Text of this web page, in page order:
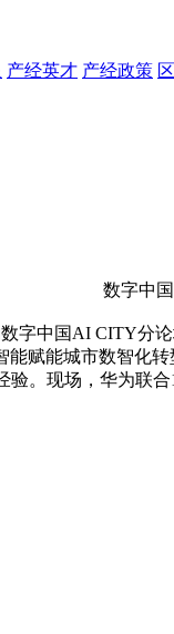
产经英才 产经政策
数字中
中国AI CITY分
能城市数智化
。现场，华为联